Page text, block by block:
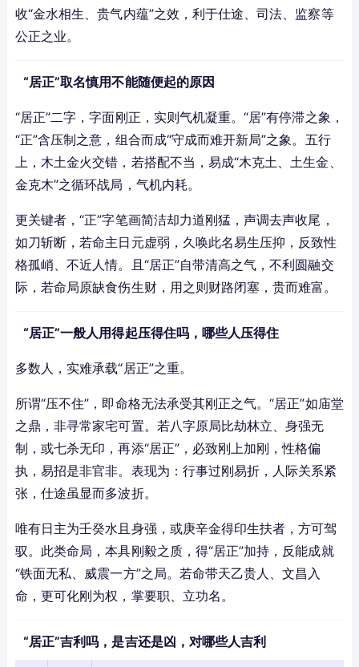
收“金水相生、贵气内蕴”之效，利于仕途、司法、监察等
公正之业。
“居正”取名慎用不能随便起的原因
“居正”二字，字面刚正，实则气机凝重。“居”有停滞之象，
“正”含压制之意，组合而成“守成而难开新局”之象。五行
上，木土金火交错，若搭配不当，易成“木克土、土生金、
金克木”之循环战局，气机内耗。
更关键者，“正”字笔画简洁却力道刚猛，声调去声收尾，
如刀斩断，若命主日元虚弱，久唤此名易生压抑，反致性
格孤峭、不近人情。且“居正”自带清高之气，不利圆融交
际，若命局原缺食伤生财，用之则财路闭塞，贵而难富。
“居正”一般人用得起压得住吗，哪些人压得住
多数人，实难承载“居正”之重。
所谓“压不住”，即命格无法承受其刚正之气。“居正”如庙堂
之鼎，非寻常家宅可置。若八字原局比劫林立、身强无
制，或七杀无印，再添“居正”，必致刚上加刚，性格偏
执，易招是非官非。表现为：行事过刚易折，人际关系紧
张，仕途虽显而多波折。
唯有日主为壬癸水且身强，或庚辛金得印生扶者，方可驾
驭。此类命局，本具刚毅之质，得“居正”加持，反能成就
“铁面无私、威震一方”之局。若命带天乙贵人、文昌入
命，更可化刚为权，掌要职、立功名。
“居正”吉利吗，是吉还是凶，对哪些人吉利